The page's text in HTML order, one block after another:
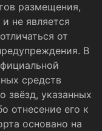
размещения,
не является
от
В
средств
звёзд, указанных
отнесение его к
основано на